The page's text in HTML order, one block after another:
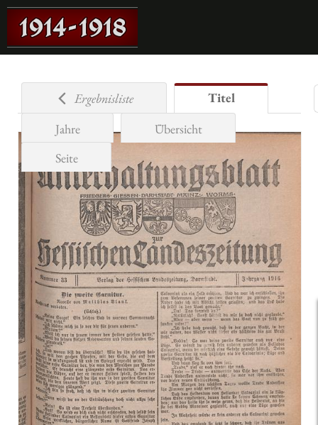
Ergebnisliste
Titel
Jahre
Übersicht
Seite